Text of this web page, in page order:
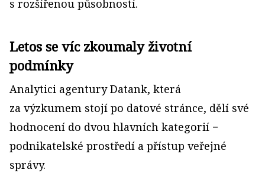
s rozšířenou působností.
Letos se víc zkoumaly životní
podmínky
Analytici agentury Datank, která
za výzkumem stojí po datové stránce, dělí své
hodnocení do dvou hlavních kategorií −
podnikatelské prostředí a přístup veřejné
správy.